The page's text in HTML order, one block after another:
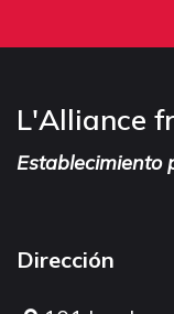
L'Alliance
Establecimiento
Dirección